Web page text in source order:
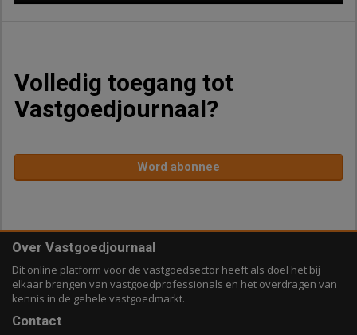
Volledig toegang tot
Vastgoedjournaal?
Word abonnee
Over Vastgoedjournaal
Dit online platform voor de vastgoedsector heeft als doel het bij
elkaar brengen van vastgoedprofessionals en het overdragen van
kennis in de gehele vastgoedmarkt.
Contact